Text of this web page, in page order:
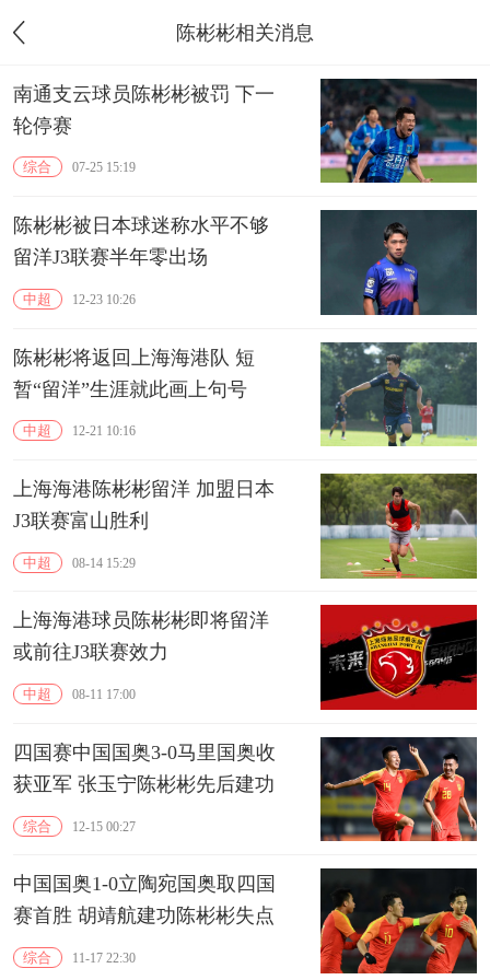
陈彬彬相关消息
南通支云球员陈彬彬被罚 下一
轮停赛
综合 07-25 15:19
陈彬彬被日本球迷称水平不够
留洋J3联赛半年零出场
中超 12-23 10:26
陈彬彬将返回上海海港队 短
暂“留洋”生涯就此画上句号
中超 12-21 10:16
上海海港陈彬彬留洋 加盟日本
J3联赛富山胜利
中超 08-14 15:29
上海海港球员陈彬彬即将留洋
或前往J3联赛效力
中超 08-11 17:00
四国赛中国国奥3-0马里国奥收
获亚军 张玉宁陈彬彬先后建功
综合 12-15 00:27
中国国奥1-0立陶宛国奥取四国
赛首胜 胡靖航建功陈彬彬失点
综合 11-17 22:30